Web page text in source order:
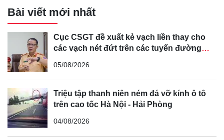
Hiện tượng "đĩa mẻ" ở BYD khá đáng báo động. Chỉ riêng
ở châu Âu đã có khoảng 10.000 xe BYD còn nằm trong
các kho hàng, dù dự định được bán ra từ cuối năm ngoái.
Bài viết mới nhất
Cục CSGT đề xuất kẻ vạch liền thay cho
các vạch nét đứt trên các tuyến đường
05/08/2026
Triệu tập thanh niên ném đá vỡ kính ô tô
trên cao tốc Hà Nội - Hải Phòng
04/08/2026